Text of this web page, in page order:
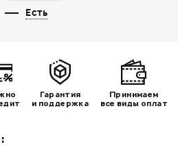
Есть
Гарантия
и поддержка
Принимаем
все виды оплат